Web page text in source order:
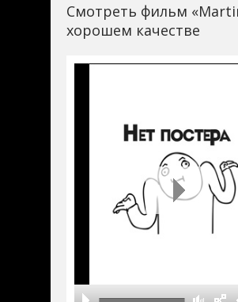
Смотреть фильм
хорошем качестве